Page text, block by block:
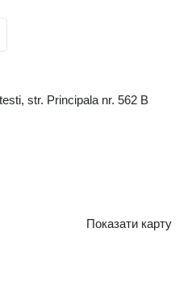
str. Principala nr. 562 B
Показати карту